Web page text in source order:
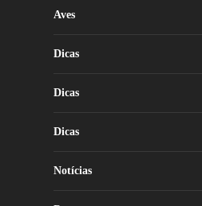
Aves
Dicas
Dicas
Dicas
Notícias